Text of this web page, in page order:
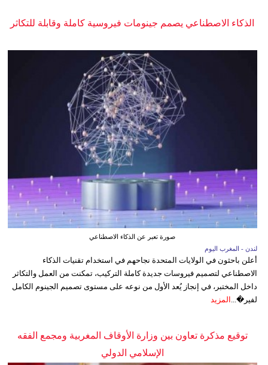
الذكاء الاصطناعي يصمم جينومات فيروسية كاملة وقابلة للتكاثر
صورة تعبر عن الذكاء الاصطناعي
لندن - المغرب اليوم
أعلن باحثون في الولايات المتحدة نجاحهم في استخدام تقنيات الذكاء
الاصطناعي لتصميم فيروسات جديدة كاملة التركيب، تمكنت من العمل والتكاثر
داخل المختبر، في إنجاز يُعد الأول من نوعه على مستوى تصميم الجينوم الكامل
لفير�...
المزيد
توقيع مذكرة تعاون بين وزارة الأوقاف المغربية ومجمع الفقه
الإسلامي الدولي